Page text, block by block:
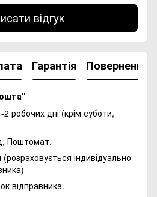
відгук
Гарантія Повернення
2 робочих дні (крім суботи,
Поштомат.
(розраховується індивідуально
відправника.